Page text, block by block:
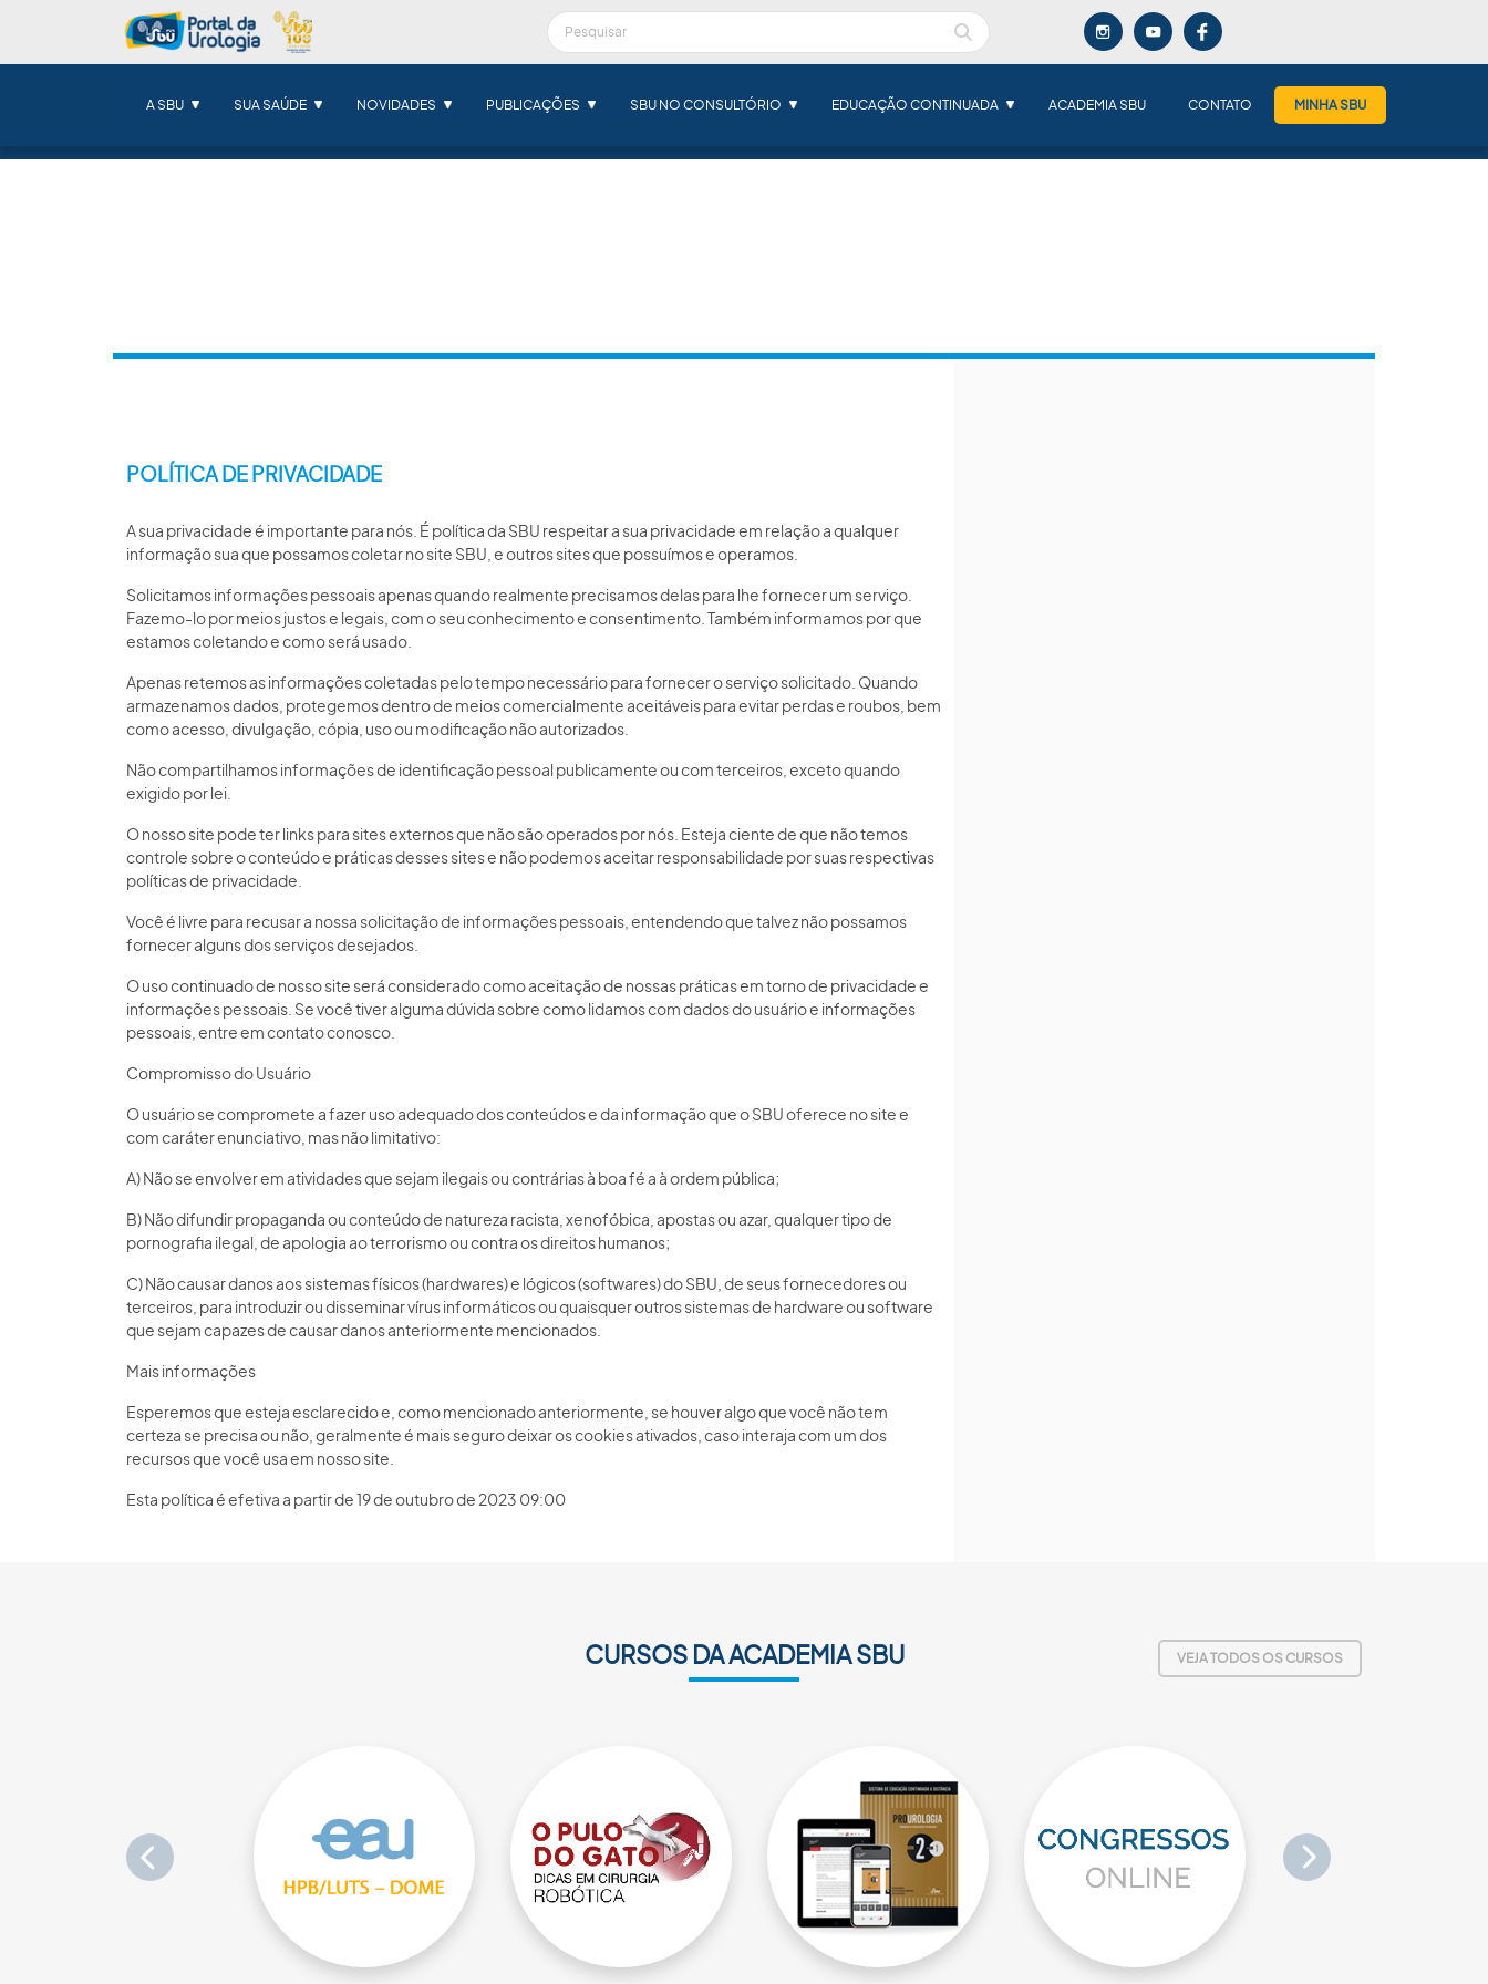
A SBU SUA SAÚDE NOVIDADES PUBLICAÇÕES SBU NO CONSULTÓRIO EDUCAÇÃO CONTINUADA ACADEMIA SBU CONTATO MINHA SBU
POLÍTICA DE PRIVACIDADE
A sua privacidade é importante para nós. É política da SBU respeitar a sua privacidade em relação a qualquer
informação sua que possamos coletar no site SBU, e outros sites que possuímos e operamos.
Solicitamos informações pessoais apenas quando realmente precisamos delas para lhe fornecer um serviço.
Fazemo-lo por meios justos e legais, com o seu conhecimento e consentimento. Também informamos por que
estamos coletando e como será usado.
Apenas retemos as informações coletadas pelo tempo necessário para fornecer o serviço solicitado. Quando
armazenamos dados, protegemos dentro de meios comercialmente aceitáveis ​​para evitar perdas e roubos, bem
como acesso, divulgação, cópia, uso ou modificação não autorizados.
Não compartilhamos informações de identificação pessoal publicamente ou com terceiros, exceto quando
exigido por lei.
O nosso site pode ter links para sites externos que não são operados por nós. Esteja ciente de que não temos
controle sobre o conteúdo e práticas desses sites e não podemos aceitar responsabilidade por suas respectivas
políticas de privacidade.
Você é livre para recusar a nossa solicitação de informações pessoais, entendendo que talvez não possamos
fornecer alguns dos serviços desejados.
O uso continuado de nosso site será considerado como aceitação de nossas práticas em torno de privacidade e
informações pessoais. Se você tiver alguma dúvida sobre como lidamos com dados do usuário e informações
pessoais, entre em contato conosco.
Compromisso do Usuário
O usuário se compromete a fazer uso adequado dos conteúdos e da informação que o SBU oferece no site e
com caráter enunciativo, mas não limitativo:
A) Não se envolver em atividades que sejam ilegais ou contrárias à boa fé a à ordem pública;
B) Não difundir propaganda ou conteúdo de natureza racista, xenofóbica, apostas ou azar, qualquer tipo de
pornografia ilegal, de apologia ao terrorismo ou contra os direitos humanos;
C) Não causar danos aos sistemas físicos (hardwares) e lógicos (softwares) do SBU, de seus fornecedores ou
terceiros, para introduzir ou disseminar vírus informáticos ou quaisquer outros sistemas de hardware ou software
que sejam capazes de causar danos anteriormente mencionados.
Mais informações
Esperemos que esteja esclarecido e, como mencionado anteriormente, se houver algo que você não tem
certeza se precisa ou não, geralmente é mais seguro deixar os cookies ativados, caso interaja com um dos
recursos que você usa em nosso site.
Esta política é efetiva a partir de 19 de outubro de 2023 09:00
CURSOS DA ACADEMIA SBU VEJA TODOS OS CURSOS